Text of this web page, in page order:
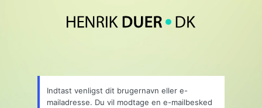
adgangskode
Indtast venligst dit brugernavn eller e-
mailadresse. Du vil modtage en e-mailbesked